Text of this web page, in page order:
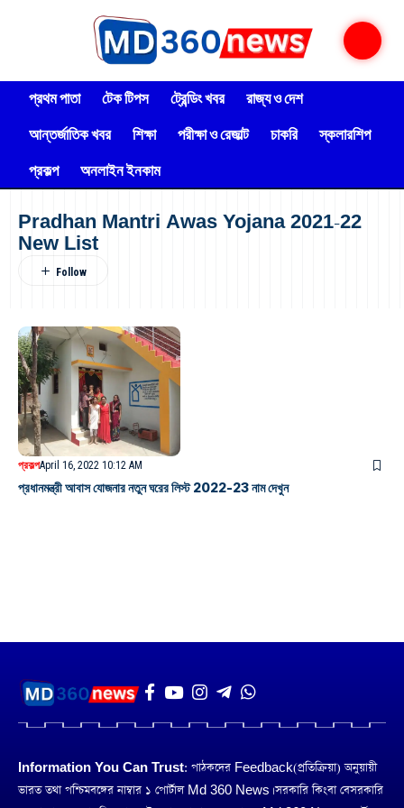
প্রথম পাতা টেক টিপস ট্রেন্ডিং খবর
রাজ্য ও দেশ
আন্তর্জাতিক খবর
শিক্ষা পরীক্ষা ও রেজাল্ট চাকরি
স্কলারশিপ
প্রকল্প
অনলাইন ইনকাম
Pradhan Mantri Awas Yojana 2021-22
New List
প্রকল্পApril 16, 2022 10:12 AM
প্রধানমন্ত্রী আবাস যোজনার নতুন ঘরের লিস্ট 2022-23 নাম দেখুন
Information You Can Trust: পাঠকদের Feedback(প্রতিক্রিয়া) অনুয়ায়ী
ভারত তথা পশ্চিমবঙ্গের নাম্বার ১ পোর্টাল Md 360 News। সরকারি কিংবা বেসরকারি